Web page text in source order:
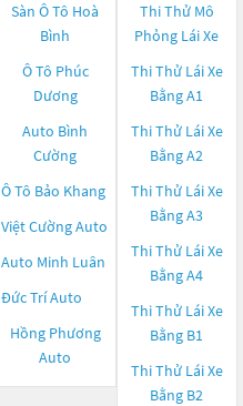
Sàn Ô Tô Hoà
Bình
Ô Tô Phúc
Dương
Auto Bình
Cường
Ô Tô Bảo Khang
Việt Cường Auto
Auto Minh Luân
Đức Trí Auto
Hồng Phương
Auto
Thi Thử Mô
Phỏng Lái Xe
Thi Thử Lái Xe
Bằng A1
Thi Thử Lái Xe
Bằng A2
Thi Thử Lái Xe
Bằng A3
Thi Thử Lái Xe
Bằng A4
Thi Thử Lái Xe
Bằng B1
Thi Thử Lái Xe
Bằng B2